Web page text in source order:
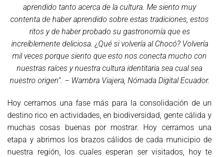
aprendido tanto acerca de la cultura. Me siento muy
contenta de haber aprendido sobre estas tradiciones, estos
ritos y de haber probado su gastronomía que es
increíblemente deliciosa. ¿Qué si volvería al Chocó? Volvería
mil veces porque siento que esto nos conecta mucho con
nuestras raíces y nuestra cultura identitaria sea cual sea
nuestro origen”. – Wambra Viajera, Nómada Digital Ecuador.
Hoy cerramos una fase más para la consolidación de un
destino rico en actividades, en biodiversidad, gente cálida y
muchas cosas buenas por mostrar. Hoy cerramos una
etapa y abrimos los brazos cálidos de cada municipio de
nuestra región, los cuales esperan ser visitados, hoy te